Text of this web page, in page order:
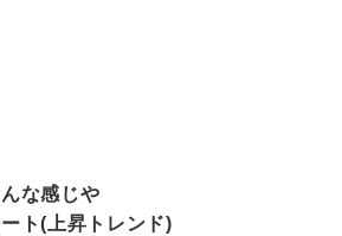
な感じや
ト(上昇トレンド)